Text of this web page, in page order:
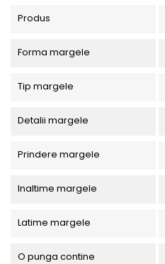
Produs
Forma margele
Tip margele
Detalii margele
Prindere margele
Inaltime margele
Latime margele
O punga contine